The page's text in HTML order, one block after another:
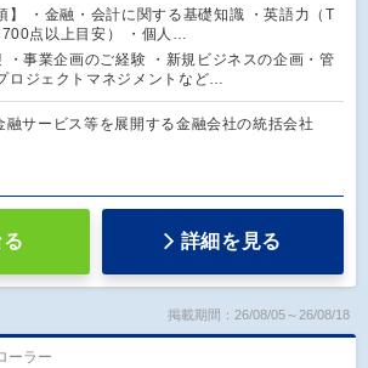
】 ・金融・会計に関する基礎知識 ・英語力（T
点以上目安） ・個人…
・事業企画のご経験 ・新規ビジネスの企画・管
ロジェクトマネジメントなど…
融サービス等を展開する金融会社の統括会社
詳細を見る
掲載期間：26/08/05～26/08/18
ーラー